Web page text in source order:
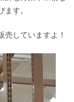
す。
売していますよ！